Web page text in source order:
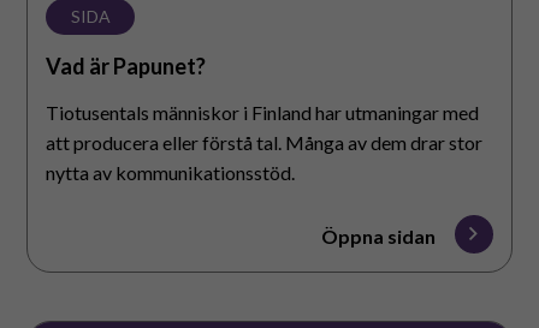
SIDA
Vad är Papunet?
Tiotusentals människor i Finland har utmaningar med
att producera eller förstå tal. Många av dem drar stor
nytta av kommunikationsstöd.
Öppna sidan